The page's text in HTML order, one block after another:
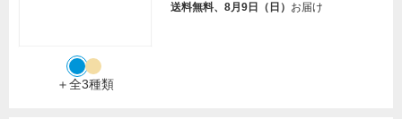
＋全3種類
送料無料、8月9日（日） お届け